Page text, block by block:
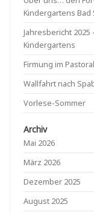
Kindergartens Bad
Jahresbericht
Kindergartens
Firmung im
Wallfahrt nach
Vorlese-Sommer
Archiv
Mai 2026
März 2026
Dezember 2025
August 2025